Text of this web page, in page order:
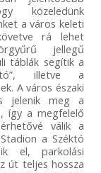
közeledünk
a város keleti
rá lehet
jellegű
táblák segítik a
illetve a
A város északi
jelenik meg a
így a megfelelő
válik a
a Széktó
el, parkolási
út teljes hossza